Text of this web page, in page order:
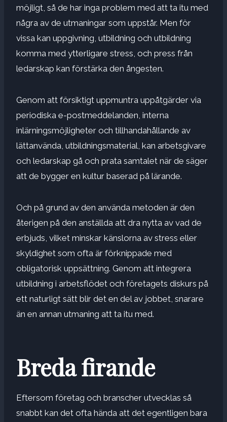
möjligt, så de har inga problem med att ta itu med
några av de utmaningar som uppstår. Men för
vissa kan uppgivning, utbildning och utbildning
komma med ytterligare stress, och press från
ledarskap kan förstärka den ångesten.
Genom att försiktigt uppmuntra uppåtgärder via
periodiska e-postmeddelanden, interna
inlärningsmöjligheter och tillhandahållande av
lättanvända, utbildningsmaterial, kan arbetsgivare
och ledarskap gå och prata samtalet när de säger
att de bygger en kultur baserad på lärande.
Och på grund av den använda metoden är den
återigen på den anställda att dra nytta av vad de
erbjuds, vilket minskar känslorna av stress eller
skyldighet som ofta är förknippade med
obligatorisk uppsättning. Genom att integrera
utbildning i arbetsflödet och företagets diskurs på
ett naturligt sätt blir det en del av jobbet, snarare
än en annan utmaning att ta itu med.
Breda firande
Eftersom företag och branscher utvecklas så
snabbt kan det ofta hända att det egentligen bara